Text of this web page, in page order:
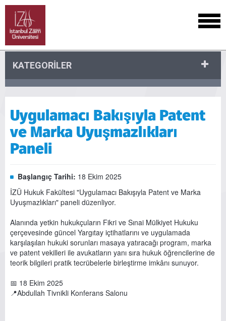
KATEGORİLER
Uygulamacı Bakışıyla Patent
ve Marka Uyuşmazlıkları
Paneli
Başlangıç Tarihi: 18 Ekim 2025
İZÜ Hukuk Fakültesi "Uygulamacı Bakışıyla Patent ve Marka
Uyuşmazlıkları" paneli düzenliyor.
Alanında yetkin hukukçuların Fikri ve Sınai Mülkiyet Hukuku
çerçevesinde güncel Yargıtay içtihatlarını ve uygulamada
karşılaşılan hukuki sorunları masaya yatıracağı program, marka
ve patent vekilleri ile avukatların yanı sıra hukuk öğrencilerine de
teorik bilgileri pratik tecrübelerle birleştirme imkânı sunuyor.
📅 18 Ekim 2025
📍Abdullah Tivnikli Konferans Salonu